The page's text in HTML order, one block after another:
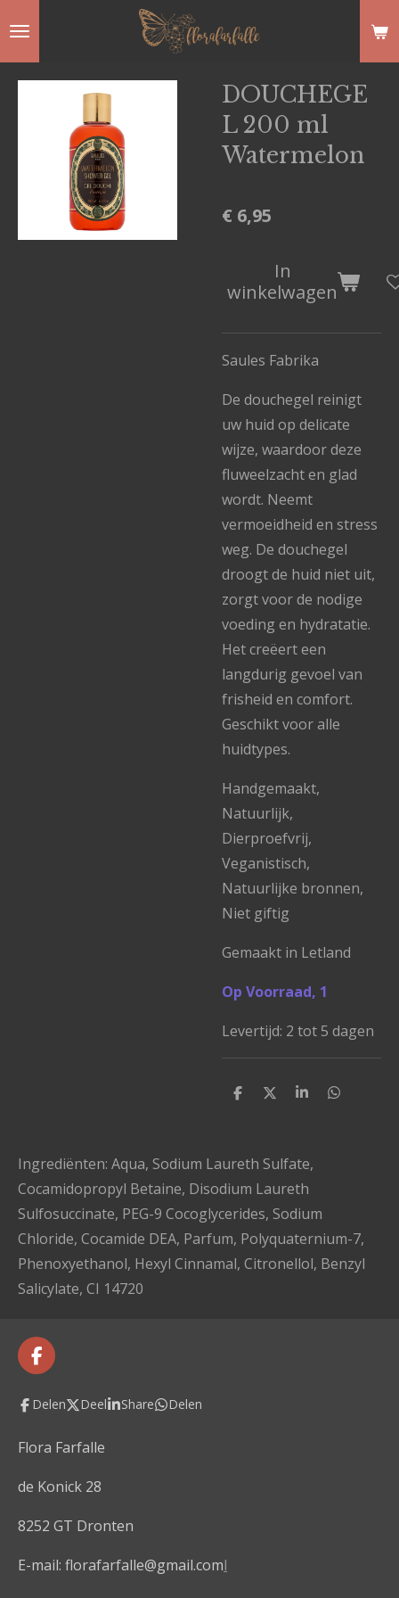
hoofdinhoud
DOUCHEGE
L 200 ml
Watermelon
€ 6,95
In
winkelwagen
Saules Fabrika
De douchegel reinigt
uw huid op delicate
wijze, waardoor deze
fluweelzacht en glad
wordt. Neemt
vermoeidheid en stress
weg. De douchegel
droogt de huid niet uit,
zorgt voor de nodige
voeding en hydratatie.
Het creëert een
langdurig gevoel van
frisheid en comfort.
Geschikt voor alle
huidtypes.
Handgemaakt,
Natuurlijk,
Dierproefvrij,
Veganistisch,
Natuurlijke bronnen,
Niet giftig
Gemaakt in Letland
Op Voorraad, 1
Levertijd: 2 tot 5 dagen
D
D
S
D
Ingrediënten: Aqua, Sodium Laureth Sulfate,
Cocamidopropyl Betaine, Disodium Laureth
Sulfosuccinate, PEG-9 Cocoglycerides, Sodium
Chloride, Cocamide DEA, Parfum, Polyquaternium-7,
Phenoxyethanol, Hexyl Cinnamal, Citronellol, Benzyl
Salicylate, CI 14720
F
a
c
e
o
k
Delen Deel Share Delen
Flora Farfalle
de Konick 28
8252 GT Dronten
E-mail: florafarfalle@gmail.coml